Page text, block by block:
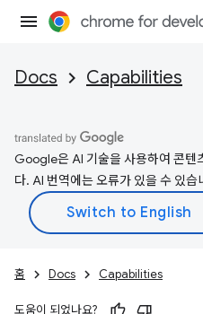
Docs Capabilities
Google은 AI 기술을 사용하여 콘텐
다. AI 번역에는 오류가 있을 수 있습
홈 Docs Capabilities
도움이 되었나요?